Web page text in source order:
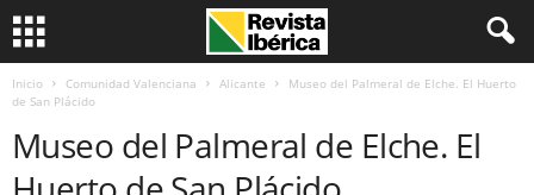
Inicio Comunidad Valenciana Alicante
Museo del Palmeral de Elche. El Huerto
de San Plácido
Museo del Palmeral de Elche. El